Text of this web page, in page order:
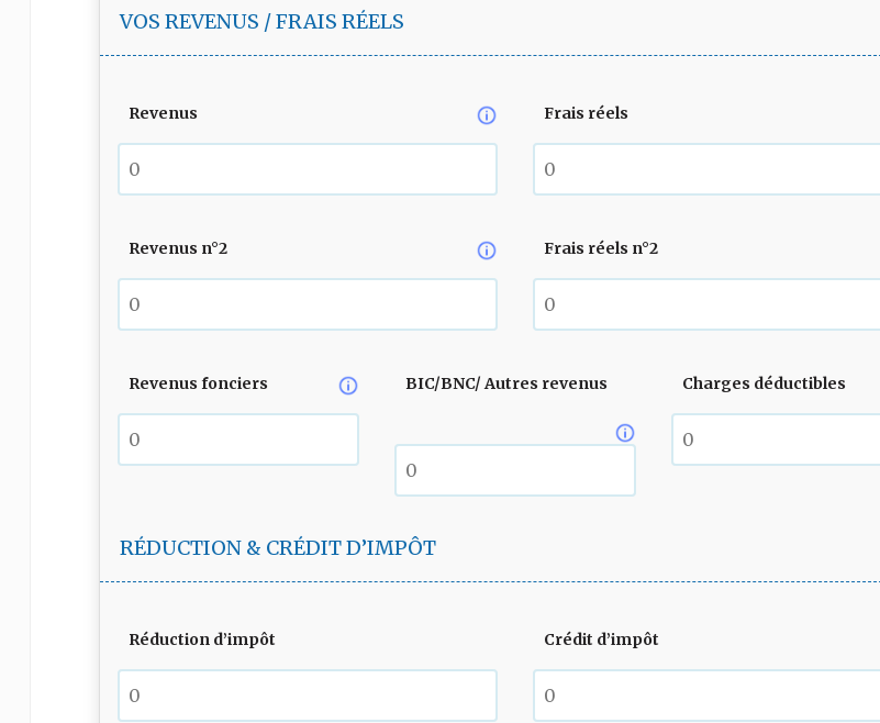
VOS REVENUS / FRAIS RÉELS
Revenus Frais réels
Revenus n°2 Frais réels n°2
Revenus fonciers BIC/BNC/ Autres revenus Charges déductibles
RÉDUCTION & CRÉDIT D’IMPÔT
Réduction d’impôt Crédit d’impôt